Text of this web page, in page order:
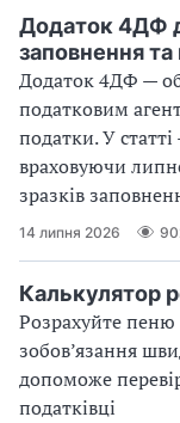
Додаток 4ДФ
заповнення
Додаток 4ДФ —
податковим
податки. У
враховуючи
зразків
14 липня 2026
Калькулятор
Розрахуйте пеню
зобов’язання
допоможе
податківці